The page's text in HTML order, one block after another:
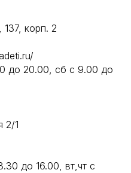
корп. 2
до 20.00, сб с 9.00 до
2/1
до 16.00, вт,чт с